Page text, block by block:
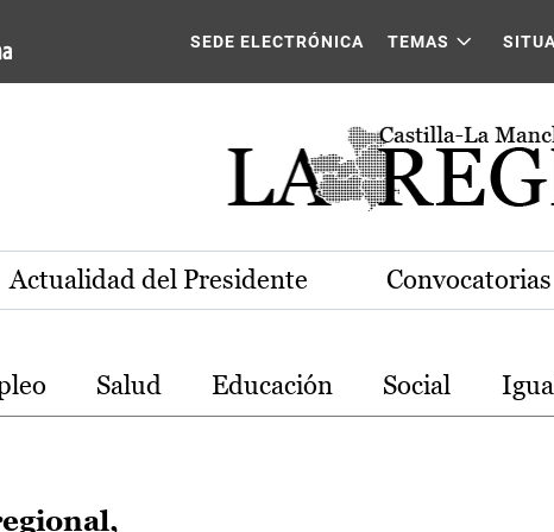
de Castilla-La Mancha
SEDE ELECTRÓNICA TEMAS
Actualidad del Presidente Convocatorias
Salud Educación Social